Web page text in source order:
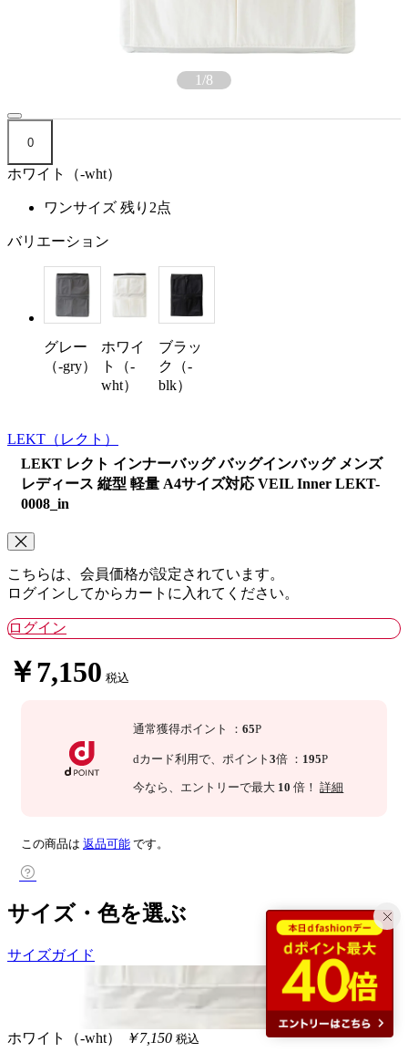
1/8
0
ホワイト（-wht）
ワンサイズ 残り2点
バリエーション
グレー
（-gry）
ホワイ
ト（-
wht）
ブラッ
ク（-
blk）
LEKT （レクト）
LEKT レクト インナーバッグ バッグインバッグ メンズ
レディース 縦型 軽量 A4サイズ対応 VEIL Inner LEKT-
0008_in
こちらは、会員価格が設定されています。
ログインしてからカートに入れてください。
ログイン
￥7,150 税込
通常獲得ポイント ：65P
dカード利用で、ポイント3倍 ： 195P
今なら 、エントリーで最大 10 倍！詳細
この商品は 返品可能 です。
サイズ・色を選ぶ
サイズガイド
ホワイト（-wht） ￥7,150 税込